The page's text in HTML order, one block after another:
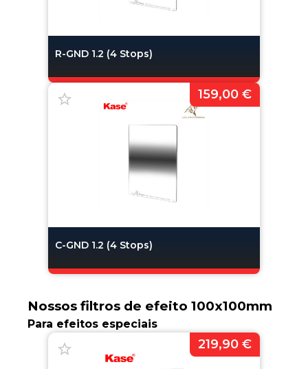
R-GND 1.2 (4 Stops)
C-GND 1.2 (4 Stops)
159,00 €
Nossos filtros de efeito 100x100mm
Para efeitos especiais
219,90 €